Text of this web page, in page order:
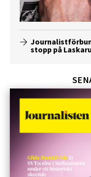
stopp på